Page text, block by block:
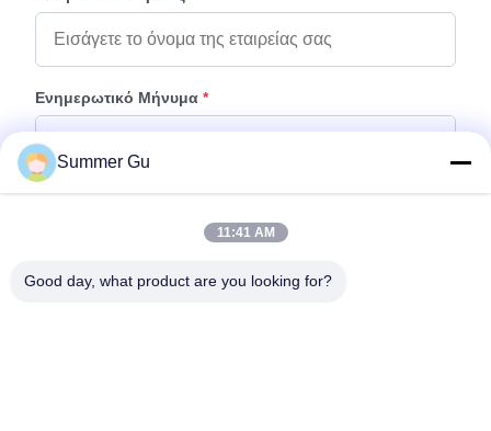
Ενημερωτικό Μήνυμα *
Προσάρτηση Αρχείων
Summer Gu
11:41 AM
Good day, what product are you looking for?